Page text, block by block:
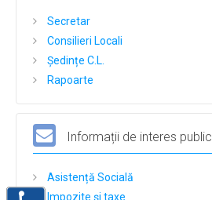
Bilanțuri contabile
Achiziții publice
Declarații de avere și interese
Formulare tip
Taxe si Impozite
Galerie Foto
Evenimente
Secretar
Consilieri Locali
Ședințe C.L.
Rapoarte
Informații de interes public
Asistență Socială
Impozite și taxe